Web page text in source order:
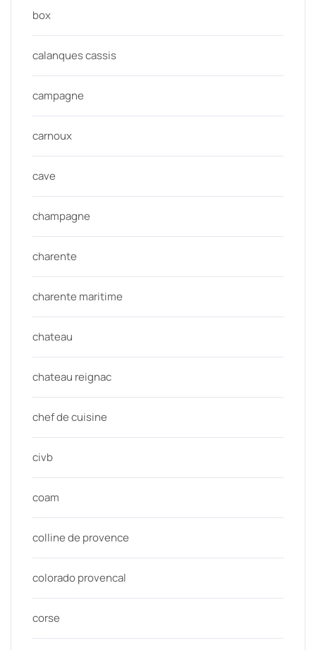
box
calanques cassis
campagne
carnoux
cave
champagne
charente
charente maritime
chateau
chateau reignac
chef de cuisine
civb
coam
colline de provence
colorado provencal
corse